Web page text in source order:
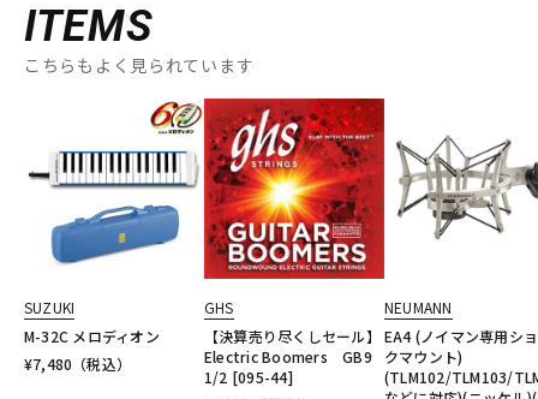
ITEMS
こちらもよく見られています
SUZUKI
M-32C メロディオン
¥7,480 （税込）
GHS
【決算売り尽くしセール】
Electric Boomers GB9
1/2 [095-44]
NEUMANN
EA4 (ノイマン専用シ
クマウント)
(TLM102/TLM103/